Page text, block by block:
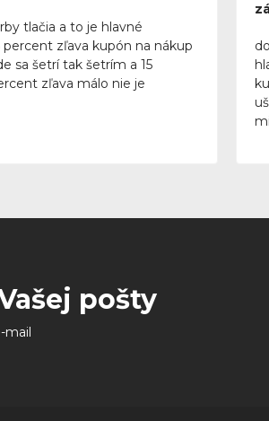
tlačia a to je hlavné
percent zľava kupón na nákup
sa šetrí tak šetrím a 15
zľava málo nie je
pošty
mail